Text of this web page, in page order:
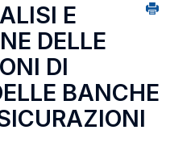
E
DELLE
DI
BANCHE